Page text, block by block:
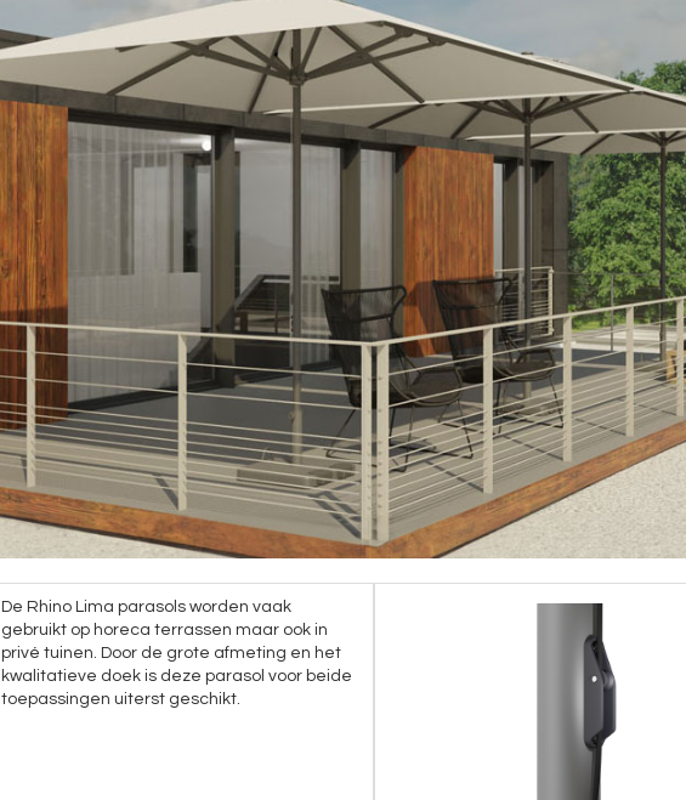
De Rhino Lima parasols worden vaak
gebruikt op horeca terrassen maar ook in
privé tuinen. Door de grote afmeting en het
kwalitatieve doek is deze parasol voor beide
toepassingen uiterst geschikt.